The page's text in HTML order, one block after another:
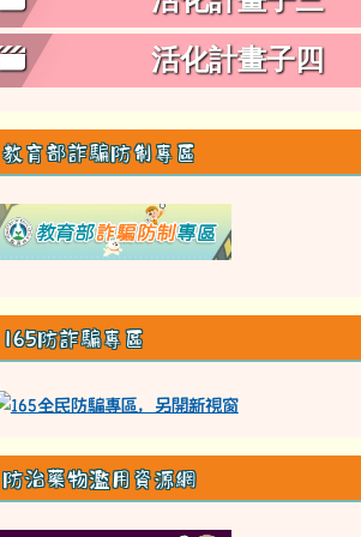
活化計畫子四
教育部詐騙防制專區
165防詐騙專區
防治藥物濫用資源網